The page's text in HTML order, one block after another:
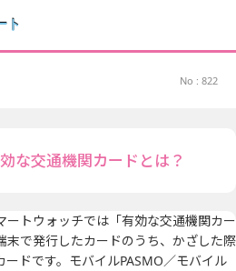
No : 822
な交通機関カードとは？
ートウォッチでは「有効な交通機関カー
末で発行したカードのうち、かざした際
ドです。モバイルPASMO／モバイル